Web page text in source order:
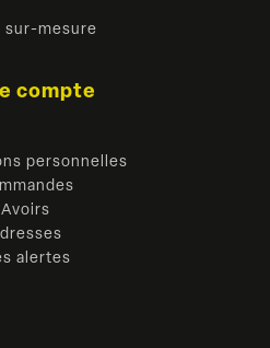
sur-mesure
compte
personnelles
Avoirs
alertes